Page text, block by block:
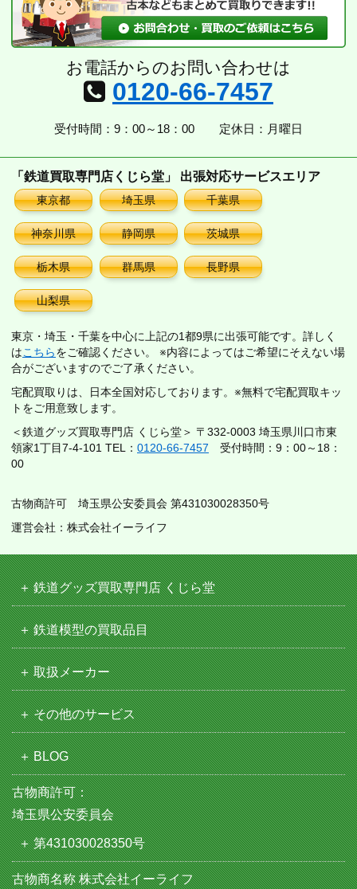
お電話からのお問い合わせは
0120-66-7457
受付時間：9：00～18：00 定休日：月曜日
「鉄道買取専門店くじら堂」 出張対応サービスエリア
東京都 埼玉県 千葉県
神奈川県 静岡県 茨城県
栃木県 群馬県 長野県
山梨県
東京・埼玉・千葉を中心に上記の1都9県に出張可能です。詳しく
はこちらをご確認ください。 ※内容によってはご希望にそえない場
合がございますのでご了承ください。
宅配買取りは、日本全国対応しております。※無料で宅配買取キッ
トをご用意致します。
＜鉄道グッズ買取専門店 くじら堂＞ 〒332-0003 埼玉県川口市東
領家1丁目7-4-101 TEL： 0120-66-7457 受付時間：9：00～18：
00
古物商許可 埼玉県公安委員会 第431030028350号
運営会社：株式会社イーライフ
鉄道グッズ買取専門店 くじら堂
鉄道模型の買取品目
取扱メーカー
その他のサービス
BLOG
古物商許可：
埼玉県公安委員会
第431030028350号
古物商名称 株式会社イーライフ